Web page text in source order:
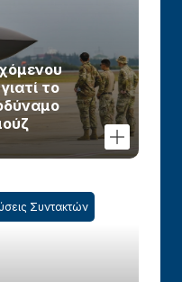
το
Συντακτών